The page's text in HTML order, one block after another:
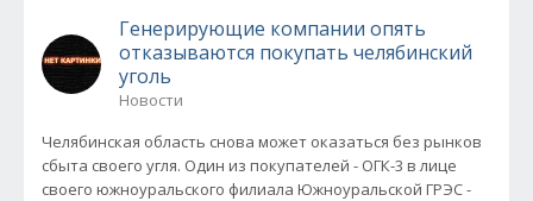
Генерирующие компании опять
отказываются покупать челябинский
уголь
Новости
Челябинская область снова может оказаться без рынков
сбыта своего угля. Один из покупателей - ОГК-3 в лице
своего южноуральского филиала Южноуральской ГРЭС -